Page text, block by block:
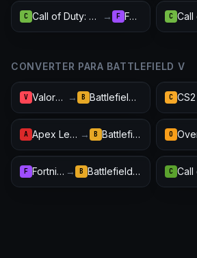
C Call of Duty: Modern Warfare III → F Fortnite C
CONVERTER PARA BATTLEFIELD V
V Valorant → B Battlefield V C CS2
A Apex Legends → B Battlefield V O
F Fortnite → B Battlefield V C